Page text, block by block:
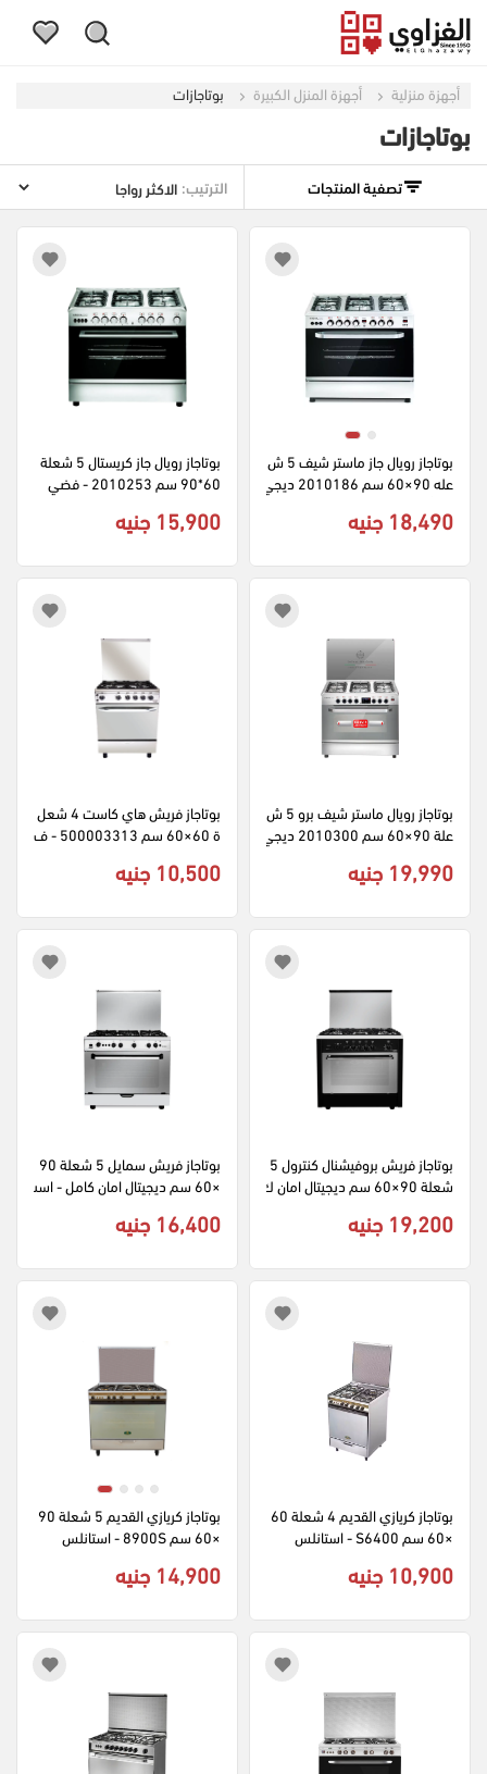
أجهزة منزلية أجهزة المنزل الكبيرة بوتاجازات
بوتاجازات
تصفية المنتجات الترتيب:
بوتاجاز رويال جاز ماستر شيف 5 ش
عله 90×60 سم 2010186 ديجي
18,490 جنيه
60*90 سم 2010253 - فضي
15,900 جنيه
بوتاجاز رويال ماستر شيف برو 5 ش
علة 90×60 سم 2010300 ديجي
19,990 جنيه
بوتاجاز فريش هاي كاست 4 شعل
ة 60×60 سم 500003313 - ف
10,500 جنيه
شعلة 90×60 سم ديجيتال امان ك
19,200 جنيه
بوتاجاز فريش سمايل 5 شعلة 90
×60 سم ديجيتال امان كامل - است
16,400 جنيه
بوتاجاز كريازي القديم 4 شعلة 60
×60 سم S6400 - استانلس
10,900 جنيه
بوتاجاز كريازي القديم 5 شعلة 90
×60 سم 8900S - استانلس
14,900 جنيه